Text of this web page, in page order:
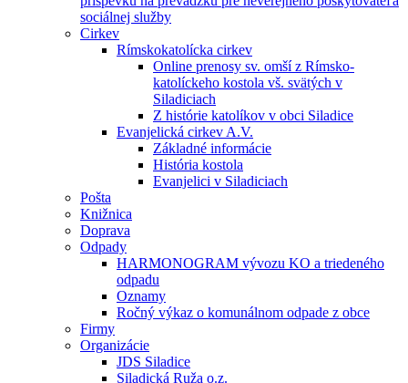
sociálnej služby
Cirkev
Rímskokatolícka cirkev
Online prenosy sv. omší z Rímsko-
katolíckeho kostola vš. svätých v
Siladiciach
Z histórie katolíkov v obci Siladice
Evanjelická cirkev A.V.
Základné informácie
História kostola
Evanjelici v Siladiciach
Pošta
Knižnica
Doprava
Odpady
HARMONOGRAM vývozu KO a triedeného
odpadu
Oznamy
Ročný výkaz o komunálnom odpade z obce
Firmy
Organizácie
JDS Siladice
Siladická Ruža o.z.